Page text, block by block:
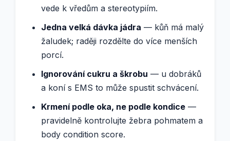
vede k vředům a stereotypiím.
Jedna velká dávka jádra — kůň má malý
žaludek; raději rozdělte do více menších
porcí.
Ignorování cukru a škrobu — u dobráků
a koní s EMS to může spustit schvácení.
Krmení podle oka, ne podle kondice —
pravidelně kontrolujte žebra pohmatem a
body condition score.